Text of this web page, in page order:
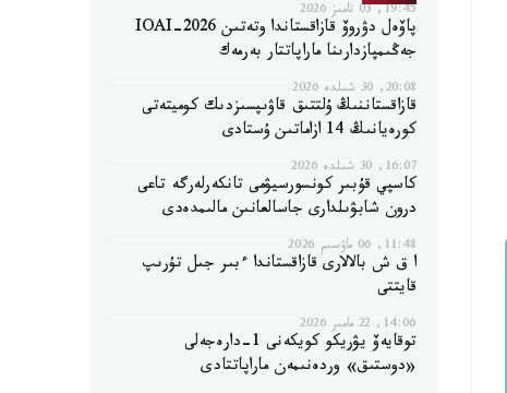
19:45, 03 تامىز 2026
پاۆەل دۋروۆ قازاقستاندا وتەتىن IOAI-2026
جەڭىمپازدارىنا ماراپاتتار بەرمەك
20:08, 30 شىلدە 2026
قازاقستاننىڭ ۇلتتىق قاۋىپسىزدىك كوميتەتى
كورەيانىڭ 14 ازاماتىن ۇستادى
16:07, 30 شىلدە 2026
كاسپي قۇبىر كونسورسيۋمى تانكەرلەرگە تاعى
درون شابۋىلدارى جاسالعانىن مالىمدەدى
11:48, 06 ماۋسىم 2026
ا ق ش بالالارى قازاقستاندا ءبىر جىل تۇرىپ
قايتتى
14:06, 22 مامىر 2026
توقايەۆ يۋريكو كويكەنى 1-دارەجەلى
«دوستىق» وردەنىمەن ماراپاتتادى